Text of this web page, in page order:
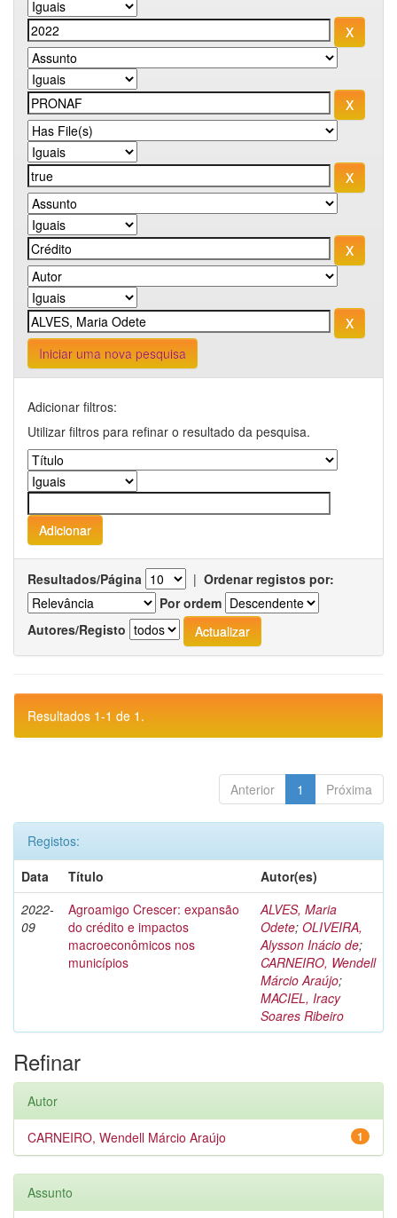
Iniciar uma nova pesquisa
Adicionar filtros:
Utilizar filtros para refinar o resultado da pesquisa.
Resultados/Página | Ordenar registos por:
Por ordem
Autores/Registo
Resultados 1-1 de 1.
Anterior 1 Próxima
Registos:
Data
Título
Autor(es)
2022-
09
Agroamigo Crescer: expansão
do crédito e impactos
macroeconômicos nos
municípios
ALVES, Maria
Odete; OLIVEIRA,
Alysson Inácio de;
CARNEIRO, Wendell
Márcio Araújo;
MACIEL, Iracy
Soares Ribeiro
Refinar
Autor
1
CARNEIRO, Wendell Márcio Araújo
Assunto